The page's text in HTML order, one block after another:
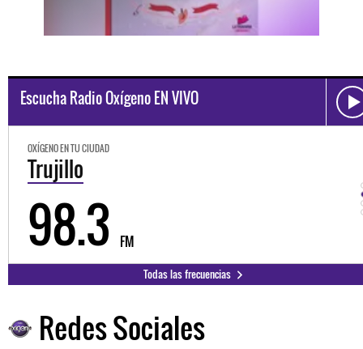
Escucha Radio Oxígeno EN VIVO
OXÍGENO EN TU CIUDAD
Trujillo
98.3 FM
Todas las frecuencias
Redes Sociales